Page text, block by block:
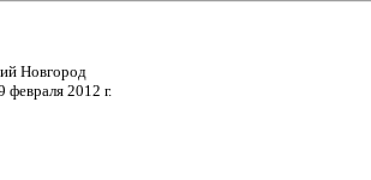
Новгород
2012 г.